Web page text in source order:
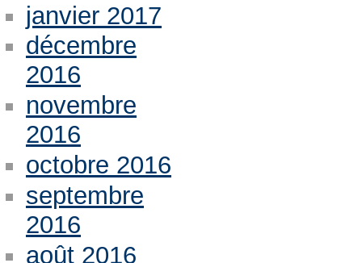
janvier 2017
décembre
2016
novembre
2016
octobre 2016
septembre
2016
août 2016